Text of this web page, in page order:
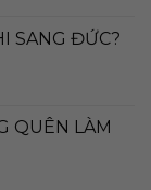
SANG ĐỨC?
QUÊN LÀM